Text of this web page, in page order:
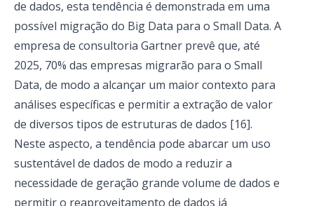
de dados, esta tendência é demonstrada em uma
possível migração do Big Data para o Small Data. A
empresa de consultoria Gartner prevê que, até
2025, 70% das empresas migrarão para o Small
Data, de modo a alcançar um maior contexto para
análises específicas e permitir a extração de valor
de diversos tipos de estruturas de dados [16].
Neste aspecto, a tendência pode abarcar um uso
sustentável de dados de modo a reduzir a
necessidade de geração grande volume de dados e
permitir o reaproveitamento de dados já